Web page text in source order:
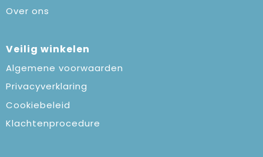
Over ons
Veilig winkelen
Algemene voorwaarden
Privacyverklaring
Cookiebeleid
Klachtenprocedure